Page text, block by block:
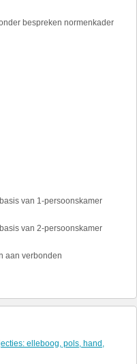
bespreken normenkader
van 1-persoonskamer
van 2-persoonskamer
aan verbonden
elleboog, pols, hand,